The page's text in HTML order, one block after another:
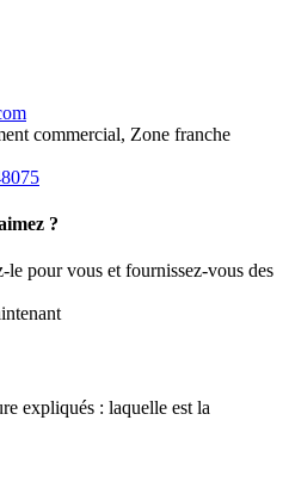
commercial, Zone franche
?
le pour vous et fournissez-vous des